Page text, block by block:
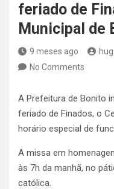
feriado de
Municipal de
9 meses ago
No Comments
A Prefeitura de Bonito
feriado de Finados, o
horário especial de
A missa em
às 7h da manhã, no
católica.